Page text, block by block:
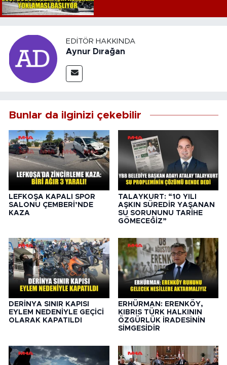
EDITÖR HAKKINDA
Aynur Dırağan
Bunlar da ilginizi çekebilir
LEFKOŞA KAPALI SPOR
SALONU ÇEMBERİ’NDE
KAZA
TALAYKURT: “10 YILI
AŞKIN SÜREDİR YAŞANAN
SU SORUNUNU TARİHE
GÖMECEĞİZ”
DERİNYA SINIR KAPISI
EYLEM NEDENİYLE GEÇİCİ
OLARAK KAPATILDI
ERHÜRMAN: ERENKÖY,
KIBRIS TÜRK HALKININ
ÖZGÜRLÜK İRADESİNİN
SİMGESİDİR